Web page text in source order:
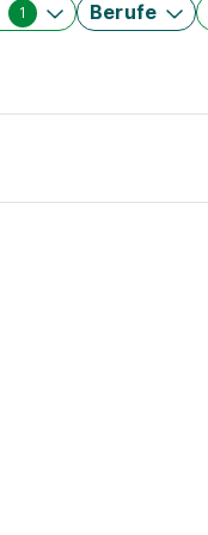
1 Berufe